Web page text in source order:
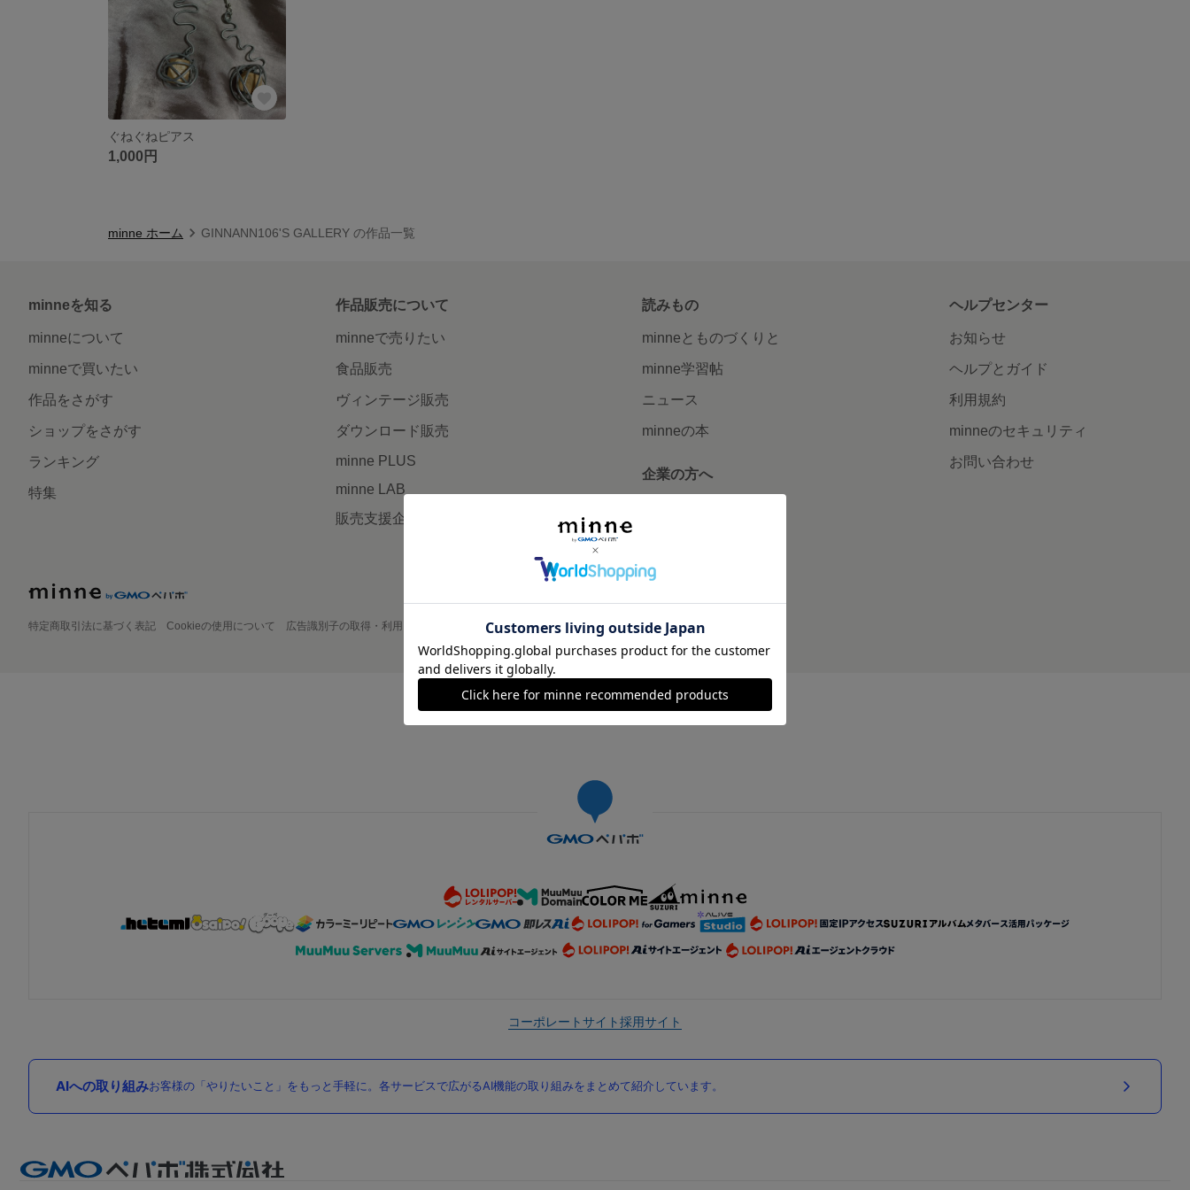
ぐねぐねピアス
1,000円
minne ホーム GINNANN106'S GALLERY の作品一覧
minneを知る
minneについて
minneで買いたい
作品をさがす
ショップをさがす
ランキング
特集
作品販売について
minneで売りたい
食品販売
ヴィンテージ販売
ダウンロード販売
minne PLUS
minne LAB
販売支援企画・イベント
読みもの
minneとものづくりと
minne学習帖
ニュース
minneの本
企業の方へ
ヘルプセンター
お知らせ
ヘルプとガイド
利用規約
minneのセキュリティ
お問い合わせ
特定商取引法に基づく表記 Cookieの使用について 広告識別子の取得・利用 プライバシーポリシー 会社概要 採用情報 メディアキット
©GMO Pepabo, Inc. All rights reserved.
コーポレートサイト採用サイト
AIへの取り組みお客様の「やりたいこと」をもっと手軽に。各サービスで広がるAI機能の取り組みをまとめて紹介しています。